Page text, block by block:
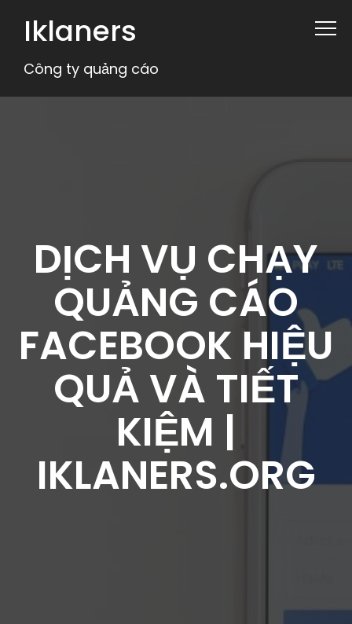
Iklaners
Công ty quảng cáo
DỊCH VỤ CHẠY
QUẢNG CÁO
FACEBOOK HIỆU
QUẢ VÀ TIẾT
KIỆM |
IKLANERS.ORG